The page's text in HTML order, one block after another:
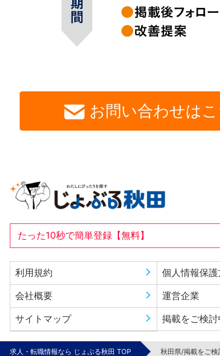
お問い合わせは
たった10秒で簡単登録【無料】
利用規約 個人情報保
会社概要 運営企業
サイトマップ 掲載をご検
求人・転職情報なら じょぶる秋田 TOP 秋田県/掲載をご